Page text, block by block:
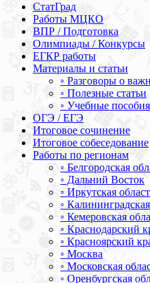
СтатГрад
Работы МЦКО
ВПР / Подготовка
Олимпиады / Конкурсы
ЕГКР работы
Материалы и статьи
◦ Разговоры о
◦ Полезные статьи
◦ Учебные пособия
ОГЭ / ЕГЭ
Итоговое сочинение
Итоговое собеседование
Работы по регионам
◦ Белгородская
◦ Дальний Восток
◦ Иркутская
◦
◦ Кемеровская
◦ Краснодарский
◦ Красноярский
◦ Москва
◦ Московская
◦ Оренбургская